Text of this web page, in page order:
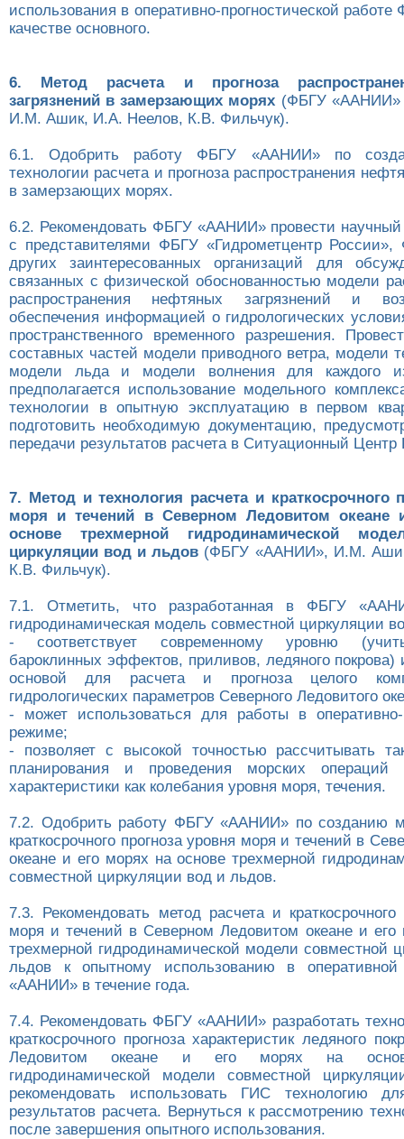
использования в оперативно-прогностической
качестве основного.
6. Метод расчета и прогноза
загрязнений в замерзающих морях (ФБГУ «ААНИИ»
И.М. Ашик, И.А. Неелов, К.В. Фильчук).
6.1. Одобрить работу ФБГУ «ААНИИ» по
технологии расчета и прогноза распространения
в замерзающих морях.
6.2. Рекомендовать ФБГУ «ААНИИ» провести
с представителями ФБГУ «Гидрометцентр
других заинтересованных организаций для
связанных с физической обоснованностью модели
распространения нефтяных загрязнений и
обеспечения информацией о гидрологических
пространственного временного разрешения.
составных частей модели приводного ветра, модели
модели льда и модели волнения для каждого
предполагается использование модельного
технологии в опытную эксплуатацию в первом
подготовить необходимую документацию,
передачи результатов расчета в Ситуационный Центр
7. Метод и технология расчета и краткосрочного
моря и течений в Северном Ледовитом океане
основе трехмерной гидродинамической
циркуляции вод и льдов (ФБГУ «ААНИИ», И.М.
К.В. Фильчук).
7.1. Отметить, что разработанная в ФБГУ
гидродинамическая модель совместной циркуляции
- соответствует современному уровню
бароклинных эффектов, приливов, ледяного
основой для расчета и прогноза целого
гидрологических параметров Северного Ледовитого
- может использоваться для работы в оперативно-
режиме;
- позволяет с высокой точностью рассчитывать
планирования и проведения морских операций
характеристики как колебания уровня моря, течения.
7.2. Одобрить работу ФБГУ «ААНИИ» по созданию
краткосрочного прогноза уровня моря и течений в
океане и его морях на основе трехмерной
совместной циркуляции вод и льдов.
7.3. Рекомендовать метод расчета и краткосрочного
моря и течений в Северном Ледовитом океане и его
трехмерной гидродинамической модели совместной
льдов к опытному использованию в
«ААНИИ» в течение года.
7.4. Рекомендовать ФБГУ «ААНИИ» разработать
краткосрочного прогноза характеристик ледяного
Ледовитом океане и его морях на
гидродинамической модели совместной
рекомендовать использовать ГИС технологию
результатов расчета. Вернуться к рассмотрению
после завершения опытного использования.